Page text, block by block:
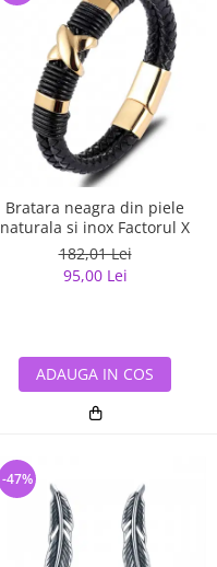
Bratara neagra din piele
naturala si inox Factorul X
182,01 Lei
95,00 Lei
ADAUGA IN COS
-47%